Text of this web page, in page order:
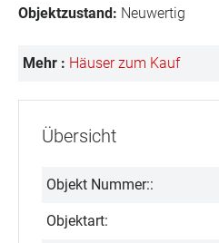
Objektzustand: Neuwertig
Mehr : Häuser zum Kauf
Übersicht
Objekt Nummer::
Objektart: